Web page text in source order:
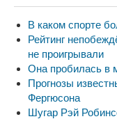
В каком спорте
Рейтинг
не проигрывали
Она пробилась в
Прогнозы
Фергюсона
Шугар Рэй